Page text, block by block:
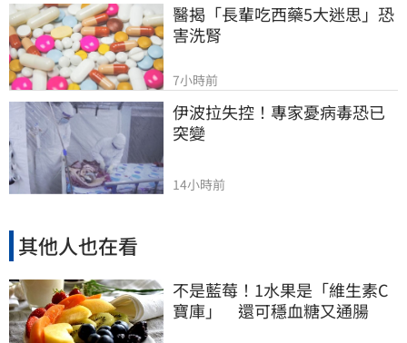
醫揭「長輩吃西藥5大迷思」恐
害洗腎
7小時前
伊波拉失控！專家憂病毒恐已
突變
14小時前
其他人也在看
不是藍莓！1水果是「維生素C
寶庫」 還可穩血糖又通腸